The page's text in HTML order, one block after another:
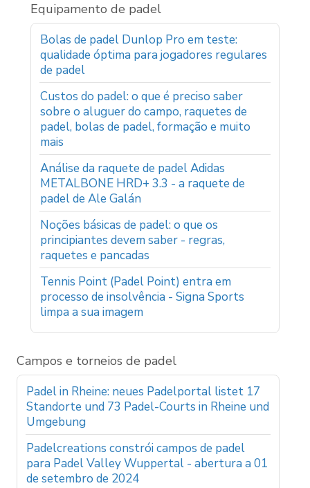
Equipamento de padel
Bolas de padel Dunlop Pro em teste:
qualidade óptima para jogadores regulares
de padel
Custos do padel: o que é preciso saber
sobre o aluguer do campo, raquetes de
padel, bolas de padel, formação e muito
mais
Análise da raquete de padel Adidas
METALBONE HRD+ 3.3 - a raquete de
padel de Ale Galán
Noções básicas de padel: o que os
principiantes devem saber - regras,
raquetes e pancadas
Tennis Point (Padel Point) entra em
processo de insolvência - Signa Sports
limpa a sua imagem
Campos e torneios de padel
Padel in Rheine: neues Padelportal listet 17
Standorte und 73 Padel-Courts in Rheine und
Umgebung
Padelcreations constrói campos de padel
para Padel Valley Wuppertal - abertura a 01
de setembro de 2024